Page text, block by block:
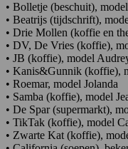
• Bolletje (beschuit),
• Beatrijs (tijdschrift),
• Drie Mollen (koffie en
• DV, De Vries (koffie),
• JB (koffie), model
• Kanis&Gunnik (koffie),
• Roemar, model Jolanda
• Samba (koffie), model
• De Spar (supermarkt),
• TikTak (koffie), model
• Zwarte Kat (koffie),